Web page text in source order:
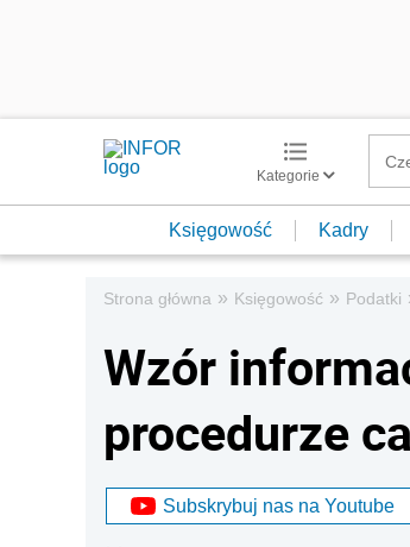
Kategorie
Księgowość Kadry
Strona główna » Księgowość » Podatki
Wzór
procedurze
Subskrybuj nas na Youtube